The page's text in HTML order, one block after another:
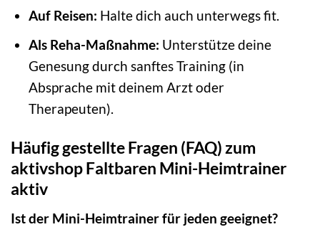
Auf Reisen: Halte dich auch unterwegs fit.
Als Reha-Maßnahme: Unterstütze deine
Genesung durch sanftes Training (in
Absprache mit deinem Arzt oder
Therapeuten).
Häufig gestellte Fragen (FAQ) zum
aktivshop Faltbaren Mini-Heimtrainer
aktiv
Ist der Mini-Heimtrainer für jeden geeignet?